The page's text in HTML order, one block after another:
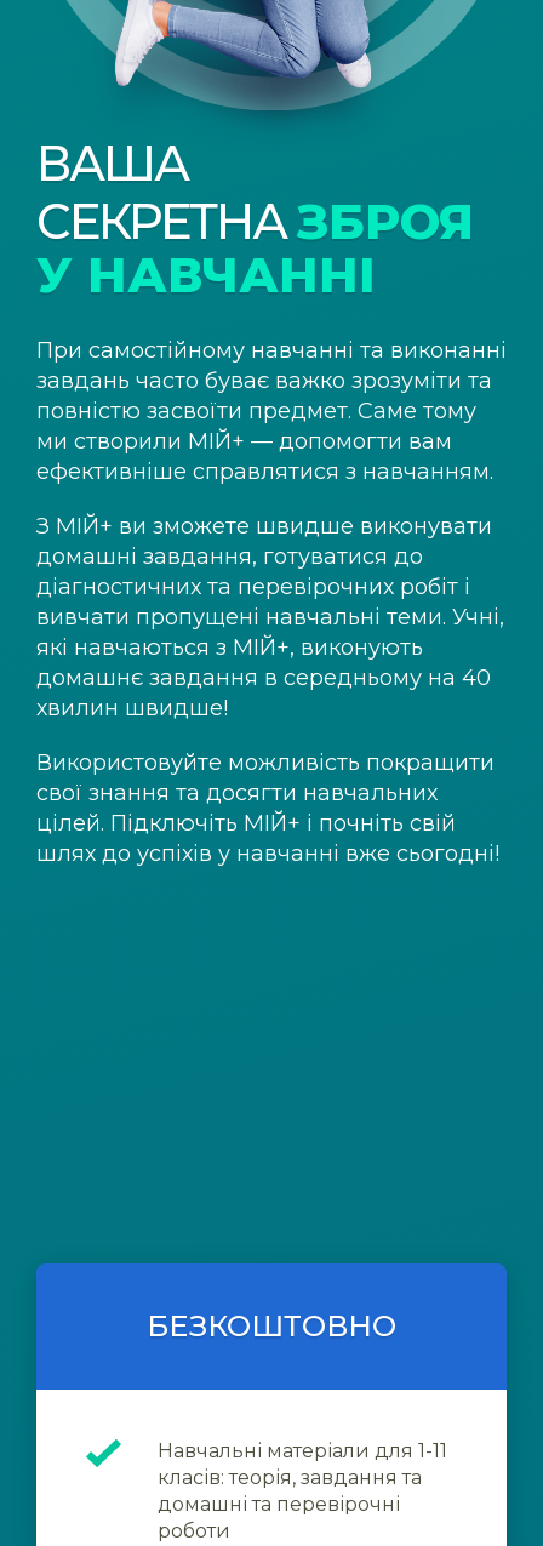
ВАША
СЕКРЕТНАЗБРОЯ
У НАВЧАННІ
При самостійному навчанні та виконанні
завдань часто буває важко зрозуміти та
повністю засвоїти предмет. Саме тому
ми створили МІЙ+ — допомогти вам
ефективніше справлятися з навчанням.
З МІЙ+ ви зможете швидше виконувати
домашні завдання, готуватися до
діагностичних та перевірочних робіт і
вивчати пропущені навчальні теми. Учні,
які навчаються з МІЙ+, виконують
домашнє завдання в середньому на 40
хвилин швидше!
Використовуйте можливість покращити
свої знання та досягти навчальних
цілей. Підключіть МІЙ+ і почніть свій
шлях до успіхів у навчанні вже сьогодні!
БЕЗКОШТОВНО
Навчальні матеріали для 1-11
класів: теорія, завдання та
домашні та перевірочні
роботи